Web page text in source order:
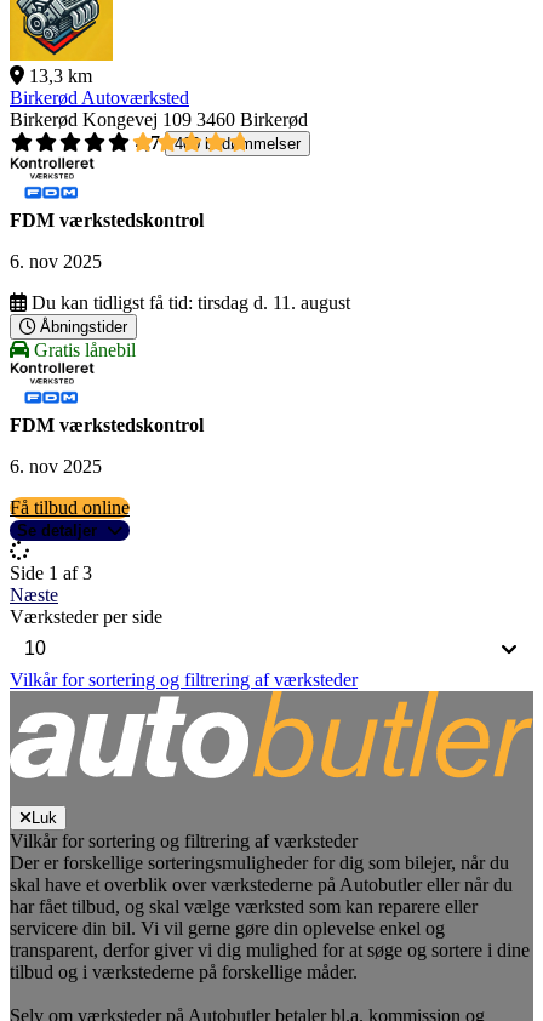
13,3 km
Birkerød Autoværksted
Birkerød Kongevej 109 3460 Birkerød
4,7
400 bedømmelser
FDM værkstedskontrol
6. nov 2025
Du kan tidligst få tid: tirsdag d. 11. august
Åbningstider
Gratis lånebil
FDM værkstedskontrol
6. nov 2025
Få tilbud online
Se detaljer
Side 1 af 3
Næste
Værksteder per side
Vilkår for sortering og filtrering af værksteder
Luk
Vilkår for sortering og filtrering af værksteder
Der er forskellige sorteringsmuligheder for dig som bilejer, når du
skal have et overblik over værkstederne på Autobutler eller når du
har fået tilbud, og skal vælge værksted som kan reparere eller
servicere din bil. Vi vil gerne gøre din oplevelse enkel og
transparent, derfor giver vi dig mulighed for at søge og sortere i dine
tilbud og i værkstederne på forskellige måder.
Selv om værksteder på Autobutler betaler bl.a. kommission og